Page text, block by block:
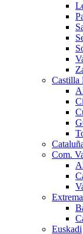
Castilla
Com.
Euskadi